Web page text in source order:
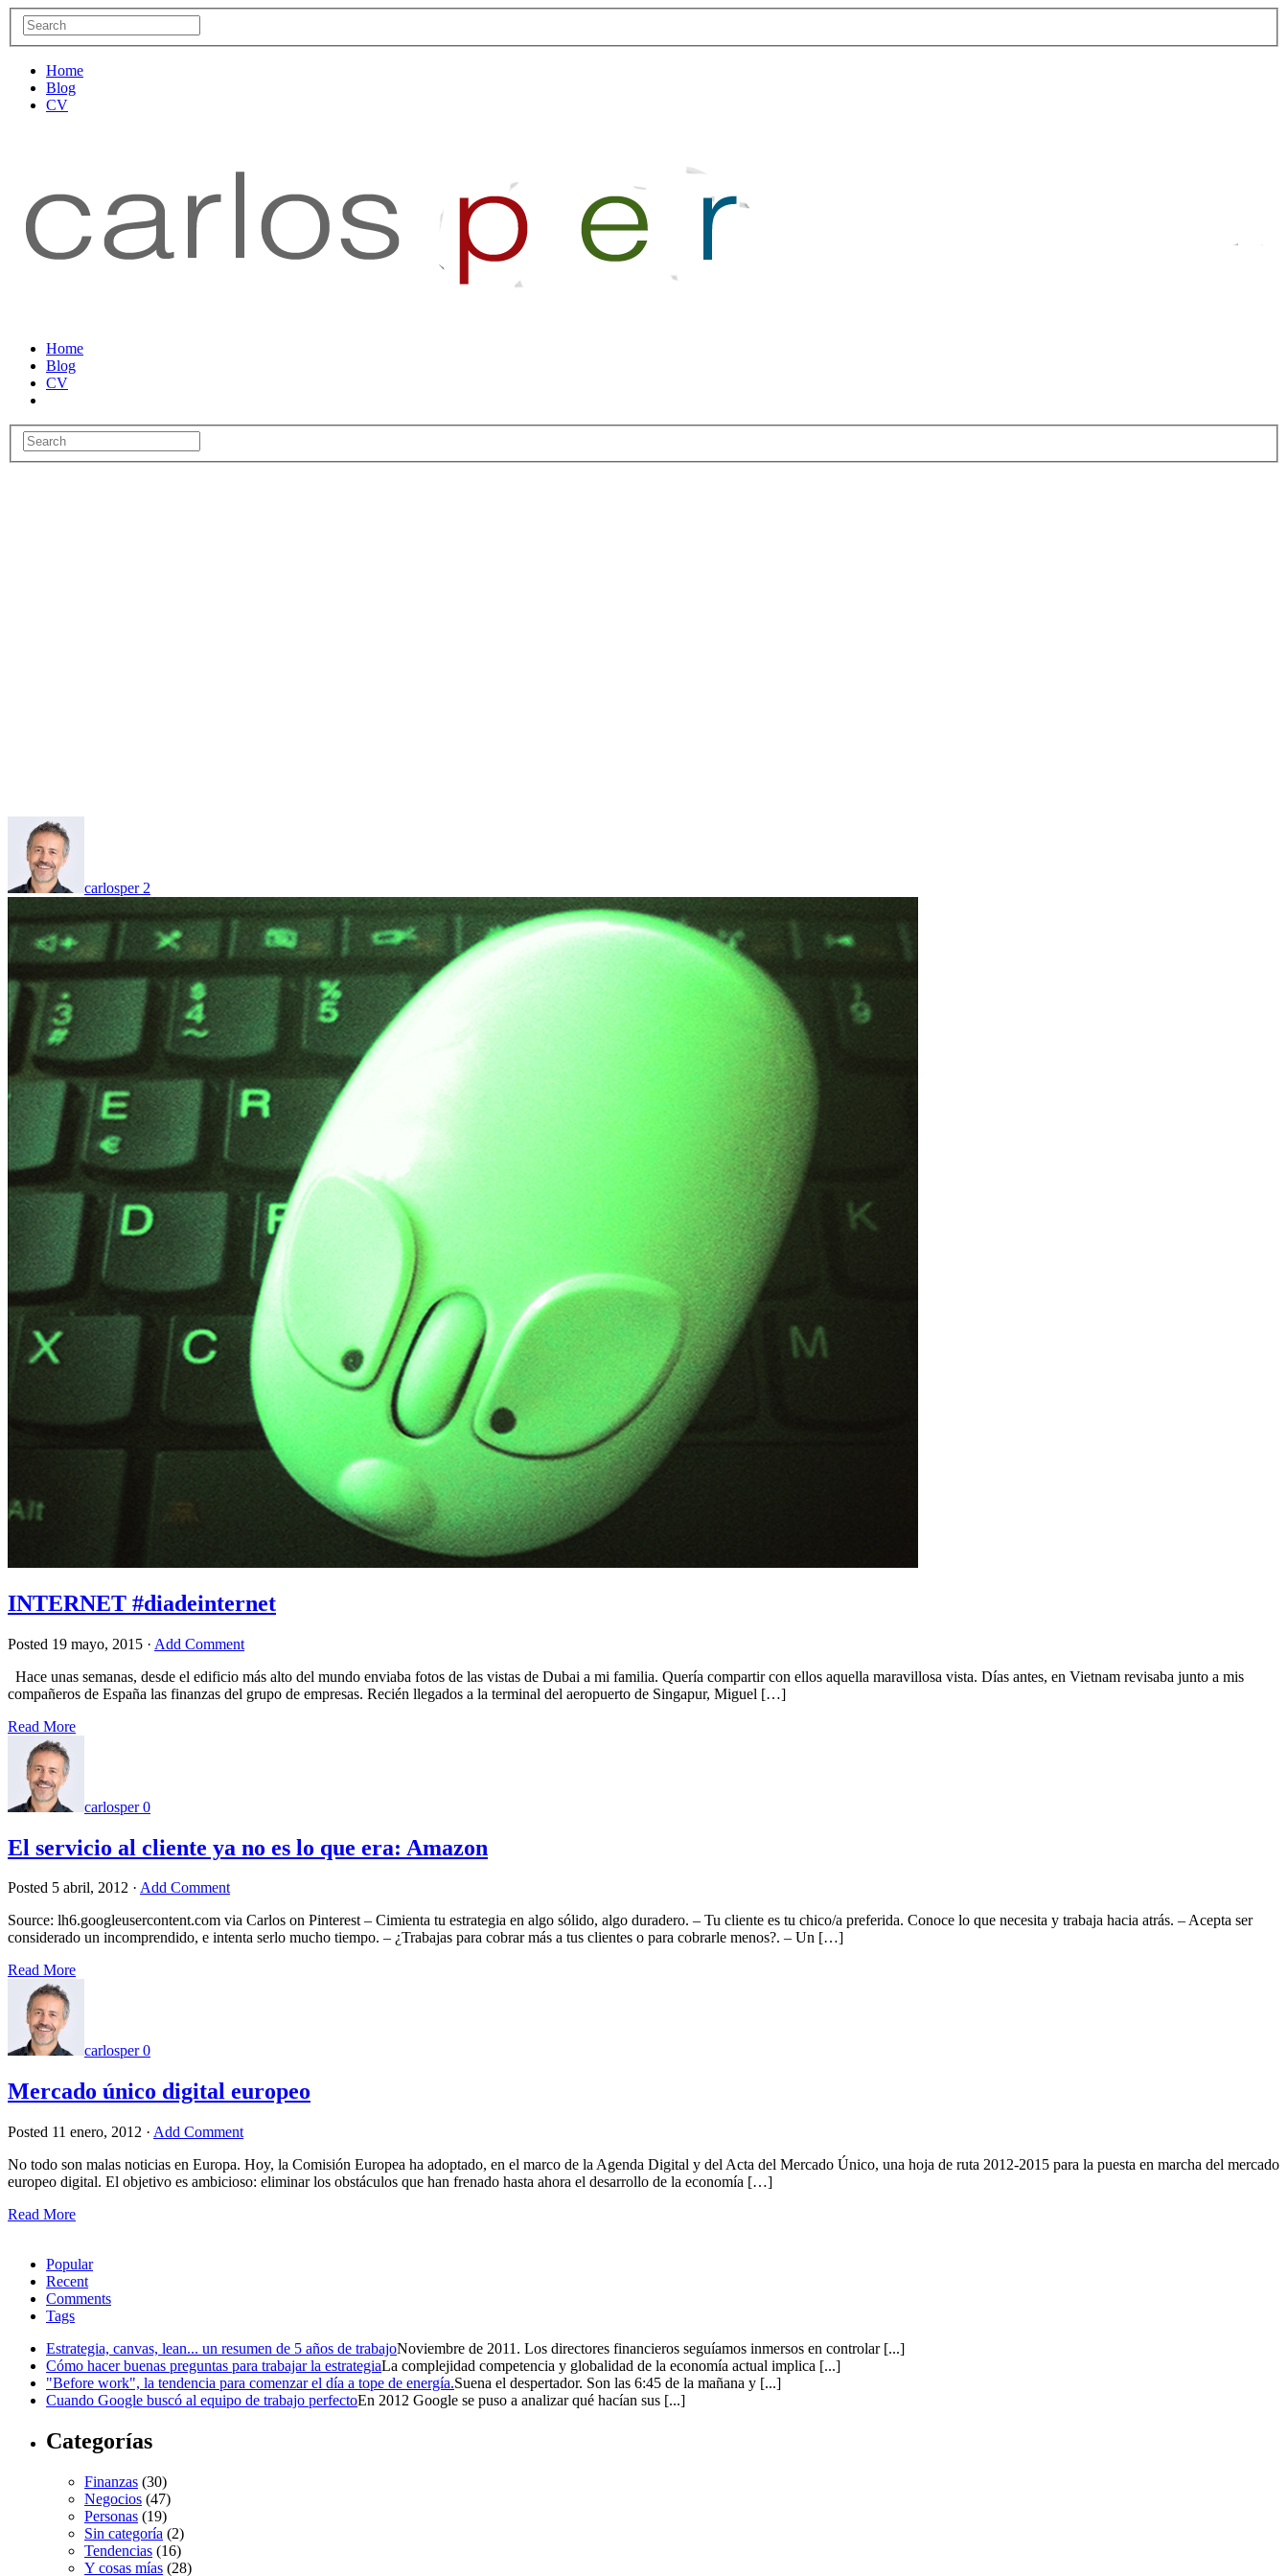
Home
Blog
CV
Home
Blog
CV
carlosper 2
INTERNET #diadeinternet
Posted 19 mayo, 2015 · Add Comment
Hace unas semanas, desde el edificio más alto del mundo enviaba fotos de las vistas de Dubai a mi familia. Quería compartir con ellos aquella maravillosa vista. Días antes, en Vietnam revisaba junto a mis
compañeros de España las finanzas del grupo de empresas. Recién llegados a la terminal del aeropuerto de Singapur, Miguel […]
Read More
carlosper 0
El servicio al cliente ya no es lo que era: Amazon
Posted 5 abril, 2012 · Add Comment
Source: lh6.googleusercontent.com via Carlos on Pinterest – Cimienta tu estrategia en algo sólido, algo duradero. – Tu cliente es tu chico/a preferida. Conoce lo que necesita y trabaja hacia atrás. – Acepta ser
considerado un incomprendido, e intenta serlo mucho tiempo. – ¿Trabajas para cobrar más a tus clientes o para cobrarle menos?. – Un […]
Read More
carlosper 0
Mercado único digital europeo
Posted 11 enero, 2012 · Add Comment
No todo son malas noticias en Europa. Hoy, la Comisión Europea ha adoptado, en el marco de la Agenda Digital y del Acta del Mercado Único, una hoja de ruta 2012-2015 para la puesta en marcha del mercado
europeo digital. El objetivo es ambicioso: eliminar los obstáculos que han frenado hasta ahora el desarrollo de la economía […]
Read More
Popular
Recent
Comments
Tags
Estrategia, canvas, lean... un resumen de 5 años de trabajoNoviembre de 2011. Los directores financieros seguíamos inmersos en controlar [...]
Cómo hacer buenas preguntas para trabajar la estrategiaLa complejidad competencia y globalidad de la economía actual implica [...]
"Before work", la tendencia para comenzar el día a tope de energía.Suena el despertador. Son las 6:45 de la mañana y [...]
Cuando Google buscó al equipo de trabajo perfectoEn 2012 Google se puso a analizar qué hacían sus [...]
Categorías
Finanzas (30)
Negocios (47)
Personas (19)
Sin categoría (2)
Tendencias (16)
Y cosas mías (28)